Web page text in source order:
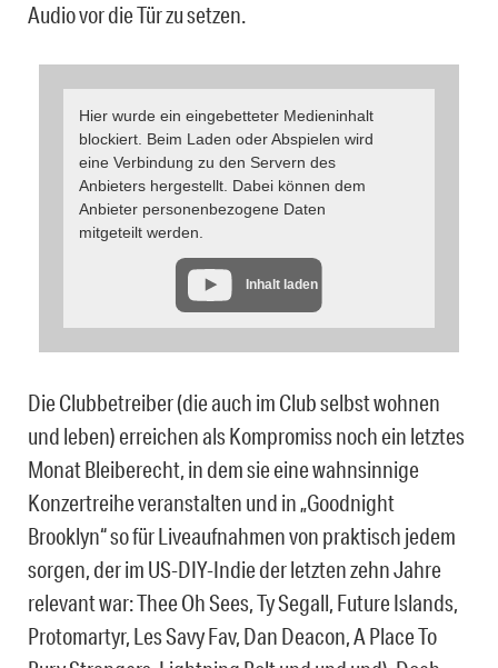
Audio vor die Tür zu setzen.
Hier wurde ein eingebetteter Medieninhalt
blockiert. Beim Laden oder Abspielen wird
eine Verbindung zu den Servern des
Anbieters hergestellt. Dabei können dem
Anbieter personenbezogene Daten
mitgeteilt werden.
Inhalt laden
Die Clubbetreiber (die auch im Club selbst wohnen
und leben) erreichen als Kompromiss noch ein letztes
Monat Bleiberecht, in dem sie eine wahnsinnige
Konzertreihe veranstalten und in „Goodnight
Brooklyn“ so für Liveaufnahmen von praktisch jedem
sorgen, der im US-DIY-Indie der letzten zehn Jahre
relevant war: Thee Oh Sees, Ty Segall, Future Islands,
Protomartyr, Les Savy Fav, Dan Deacon, A Place To